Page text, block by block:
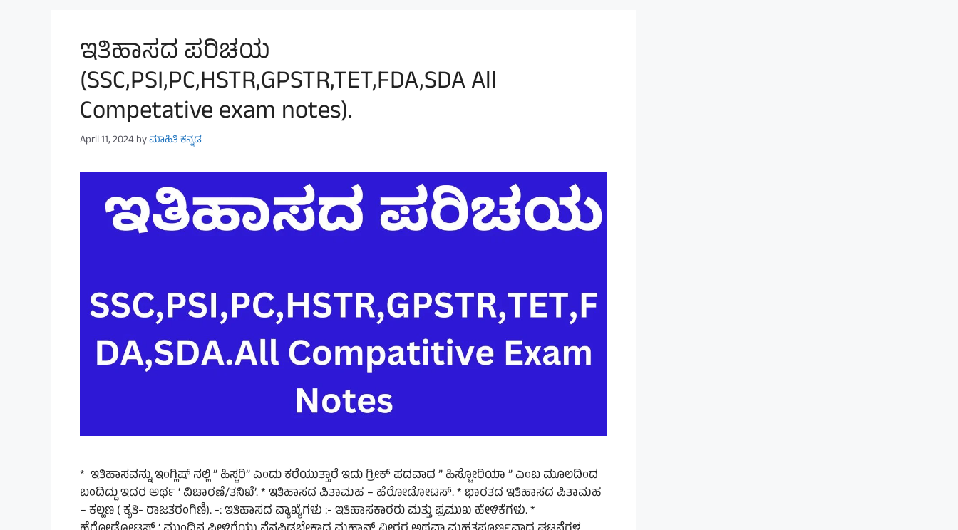
ಇತಿಹಾಸದ ಪರಿಚಯ
(SSC,PSI,PC,HSTR,GPSTR,TET,FDA,SDA All
Competative exam notes).
April 11, 2024byಮಾಹಿತಿ ಕನ್ನಡ
* ಇತಿಹಾಸವನ್ನು ಇಂಗ್ಲಿಷ್ ನಲ್ಲಿ ” ಹಿಸ್ಟರಿ” ಎಂದು ಕರೆಯುತ್ತಾರೆ ಇದು ಗ್ರೀಕ್ ಪದವಾದ ” ಹಿಸ್ಟೋರಿಯಾ ” ಎಂಬ ಮೂಲದಿಂದ
ಬಂದಿದ್ದು ಇದರ ಅರ್ಥ ‘ ವಿಚಾರಣೆ/ತನಿಖೆ’. * ಇತಿಹಾಸದ ಪಿತಾಮಹ – ಹೆರೋಡೋಟಸ್. * ಭಾರತದ ಇತಿಹಾಸದ ಪಿತಾಮಹ
– ಕಲ್ಹಣ ( ಕೃತಿ- ರಾಜತರಂಗಿಣಿ). -: ಇತಿಹಾಸದ ವ್ಯಾಖ್ಯೆಗಳು :- ಇತಿಹಾಸಕಾರರು ಮತ್ತು ಪ್ರಮುಖ ಹೇಳಿಕೆಗಳು. *